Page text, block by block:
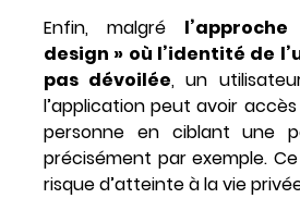
Enfin, malgré
design » où l’identité de
pas dévoilée, un
l’application peut avoir accès
personne en ciblant une
précisément par exemple.
risque d’atteinte à la vie